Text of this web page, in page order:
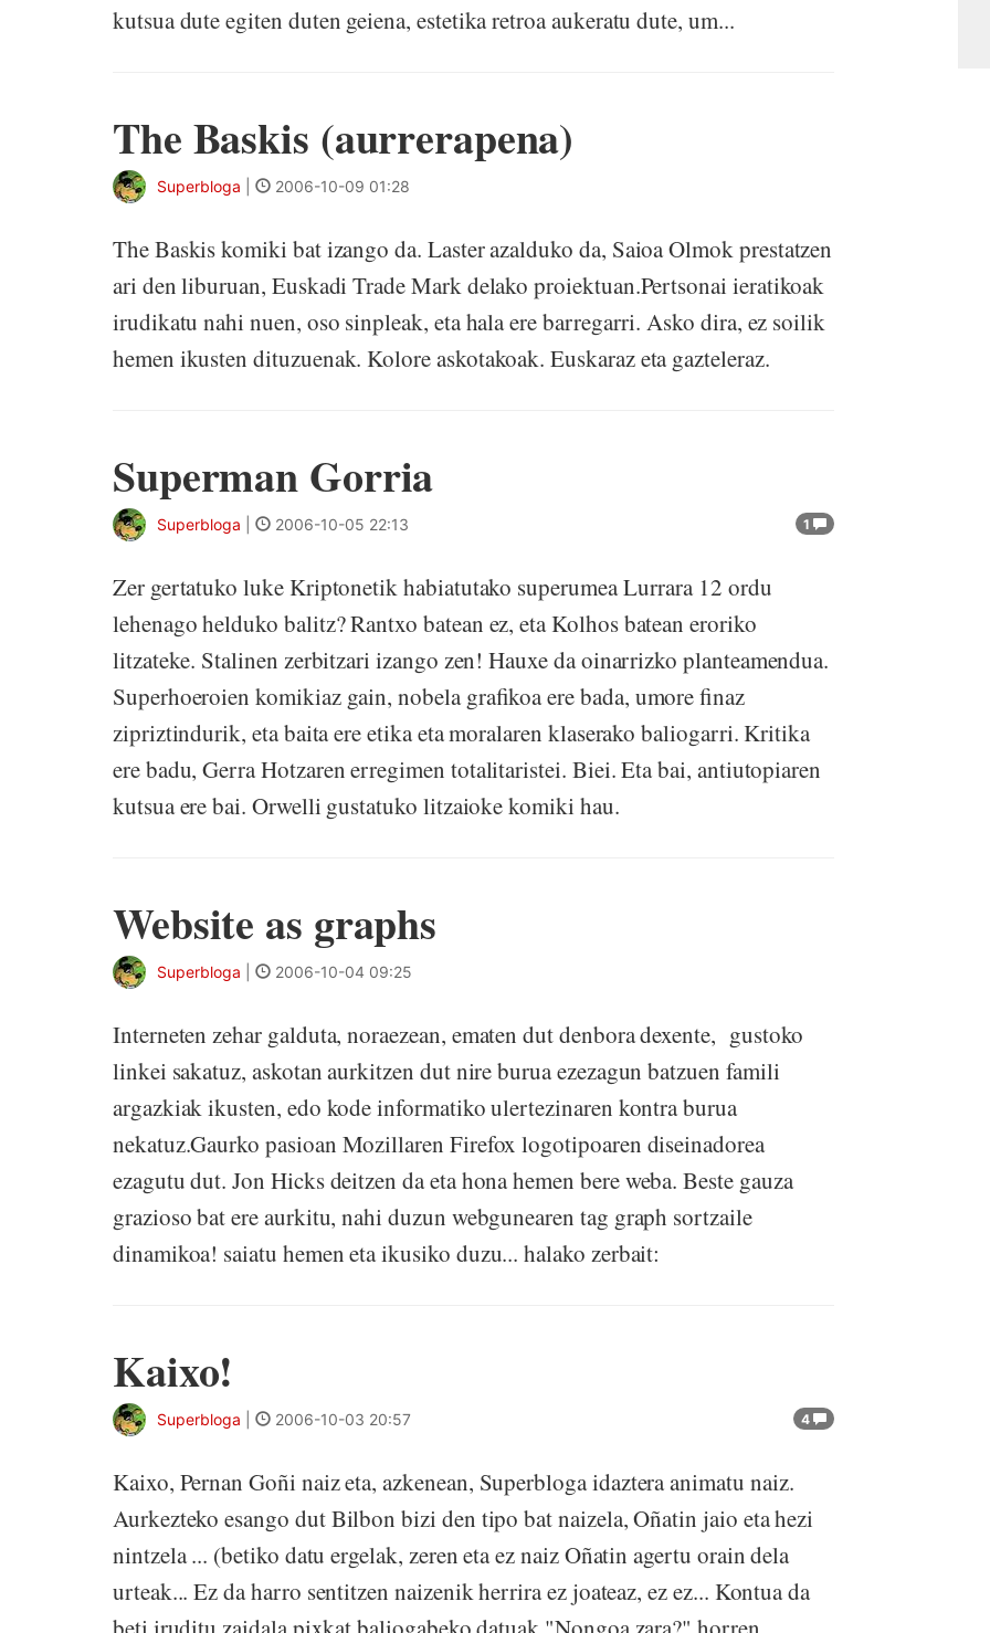
kutsua dute egiten duten geiena, estetika retroa aukeratu dute, um...
The Baskis (aurrerapena)
Superbloga 2006-10-09 01:28
The Baskis komiki bat izango da. Laster azalduko da, Saioa Olmok prestatzen
ari den liburuan, Euskadi Trade Mark delako proiektuan.Pertsonai ieratikoak
irudikatu nahi nuen, oso sinpleak, eta hala ere barregarri. Asko dira, ez soilik
hemen ikusten dituzuenak. Kolore askotakoak. Euskaraz eta gazteleraz.
Superman Gorria
1
Superbloga 2006-10-05 22:13
Zer gertatuko luke Kriptonetik habiatutako superumea Lurrara 12 ordu
lehenago helduko balitz? Rantxo batean ez, eta Kolhos batean eroriko
litzateke. Stalinen zerbitzari izango zen! Hauxe da oinarrizko planteamendua.
Superhoeroien komikiaz gain, nobela grafikoa ere bada, umore finaz
zipriztindurik, eta baita ere etika eta moralaren klaserako baliogarri. Kritika
ere badu, Gerra Hotzaren erregimen totalitaristei. Biei. Eta bai, antiutopiaren
kutsua ere bai. Orwelli gustatuko litzaioke komiki hau.
Website as graphs
Superbloga 2006-10-04 09:25
Interneten zehar galduta, noraezean, ematen dut denbora dexente, gustoko
linkei sakatuz, askotan aurkitzen dut nire burua ezezagun batzuen famili
argazkiak ikusten, edo kode informatiko ulertezinaren kontra burua
nekatuz.Gaurko pasioan Mozillaren Firefox logotipoaren diseinadorea
ezagutu dut. Jon Hicks deitzen da eta hona hemen bere weba. Beste gauza
grazioso bat ere aurkitu, nahi duzun webgunearen tag graph sortzaile
dinamikoa! saiatu hemen eta ikusiko duzu... halako zerbait:
Kaixo!
4
Superbloga 2006-10-03 20:57
Kaixo, Pernan Goñi naiz eta, azkenean, Superbloga idaztera animatu naiz.
Aurkezteko esango dut Bilbon bizi den tipo bat naizela, Oñatin jaio eta hezi
nintzela ... (betiko datu ergelak, zeren eta ez naiz Oñatin agertu orain dela
urteak... Ez da harro sentitzen naizenik herrira ez joateaz, ez ez... Kontua da